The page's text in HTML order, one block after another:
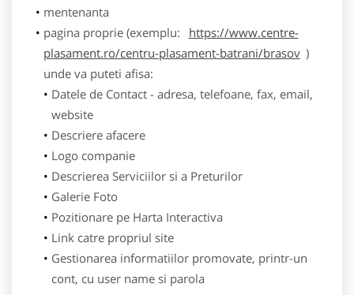
mentenanta
pagina proprie (exemplu:
https://www.centre-
plasament.ro/centru-plasament-batrani/brasov )
unde va puteti afisa:
Datele de Contact - adresa, telefoane, fax, email,
website
Descriere afacere
Logo companie
Descrierea Serviciilor si a Preturilor
Galerie Foto
Pozitionare pe Harta Interactiva
Link catre propriul site
Gestionarea informatiilor promovate, printr-un
cont, cu user name si parola